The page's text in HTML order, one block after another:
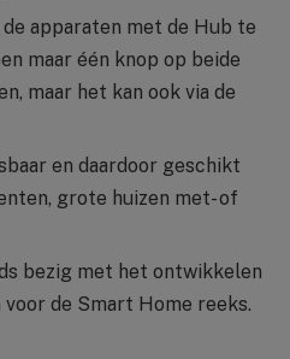
apparaten met de Hub te
maar één knop op beide
maar het kan ook via de
en daardoor geschikt
grote huizen met- of
bezig met het ontwikkelen
de Smart Home reeks.